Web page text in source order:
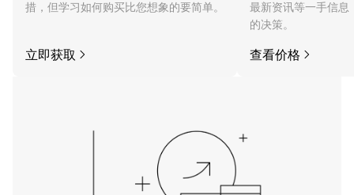
措，但学习如何购买比您想象的要简单。
立即获取
最新资讯等一手信息
的决策。
查看价格